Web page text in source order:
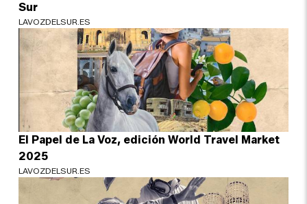
Sur
LAVOZDELSUR.ES
El Papel de La Voz, edición World Travel Market
2025
LAVOZDELSUR.ES